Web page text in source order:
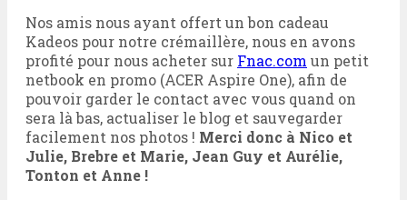
Nos amis nous ayant offert un bon cadeau
Kadeos pour notre crémaillère, nous en avons
profité pour nous acheter sur Fnac.com un petit
netbook en promo (ACER Aspire One), afin de
pouvoir garder le contact avec vous quand on
sera là bas, actualiser le blog et sauvegarder
facilement nos photos ! Merci donc à Nico et
Julie, Brebre et Marie, Jean Guy et Aurélie,
Tonton et Anne !